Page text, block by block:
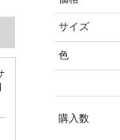
サイズ
色
購入数